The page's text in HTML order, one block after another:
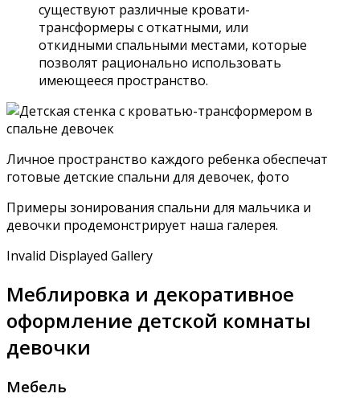
существуют различные кровати-
трансформеры с откатными, или
откидными спальными местами, которые
позволят рационально использовать
имеющееся пространство.
Личное пространство каждого ребенка обеспечат
готовые детские спальни для девочек, фото
Примеры зонирования спальни для мальчика и
девочки продемонстрирует наша галерея.
Invalid Displayed Gallery
Меблировка и декоративное
оформление детской комнаты
девочки
Мебель